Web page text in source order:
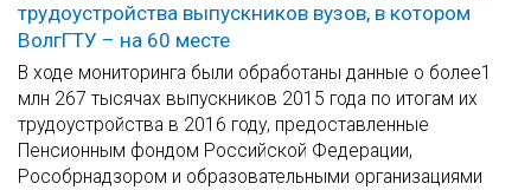
трудоустройства выпускников вузов, в котором
ВолгГТУ – на 60 месте
В ходе мониторинга были обработаны данные о более1
млн 267 тысячах выпускников 2015 года по итогам их
трудоустройства в 2016 году, предоставленные
Пенсионным фондом Российской Федерации,
Рособрнадзором и образовательными организациями